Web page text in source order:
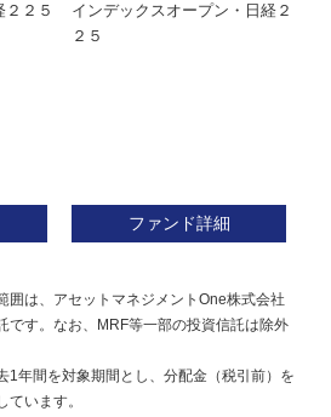
２５
インデックスオープン・日経２
２５
ファンド詳細
は、アセットマネジメントOne株式会社
です。なお、MRF等一部の投資信託は除外
年間を対象期間とし、分配金（税引前）を
います。